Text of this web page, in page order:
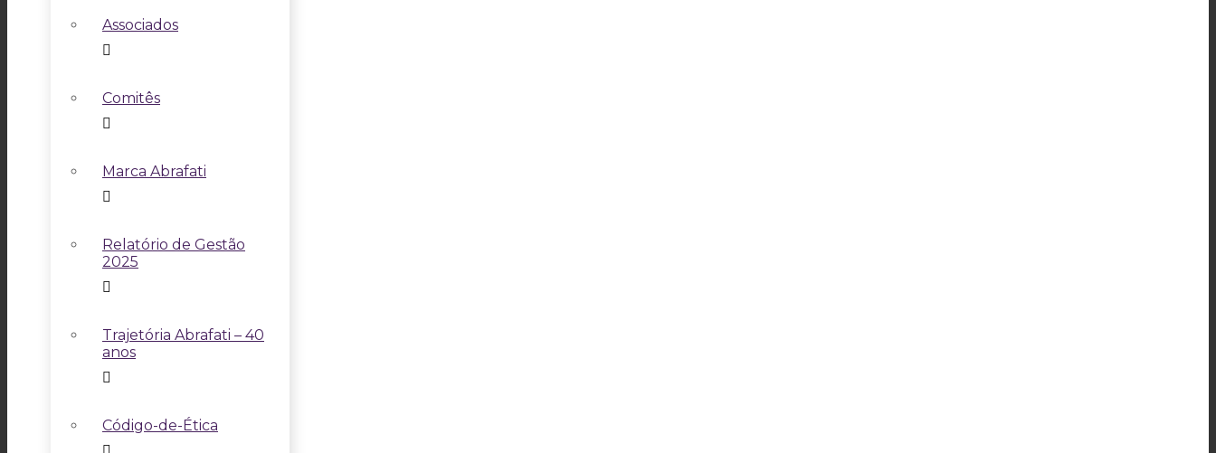
Associados
Comitês
Marca Abrafati
Relatório de Gestão
2025
Trajetória Abrafati – 40
anos
Código-de-Ética